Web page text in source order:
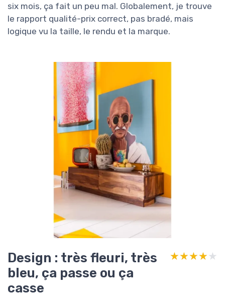
six mois, ça fait un peu mal. Globalement, je trouve
le rapport qualité-prix correct, pas bradé, mais
logique vu la taille, le rendu et la marque.
Design : très fleuri, très
bleu, ça passe ou ça
casse
★★★★★
★★★★★